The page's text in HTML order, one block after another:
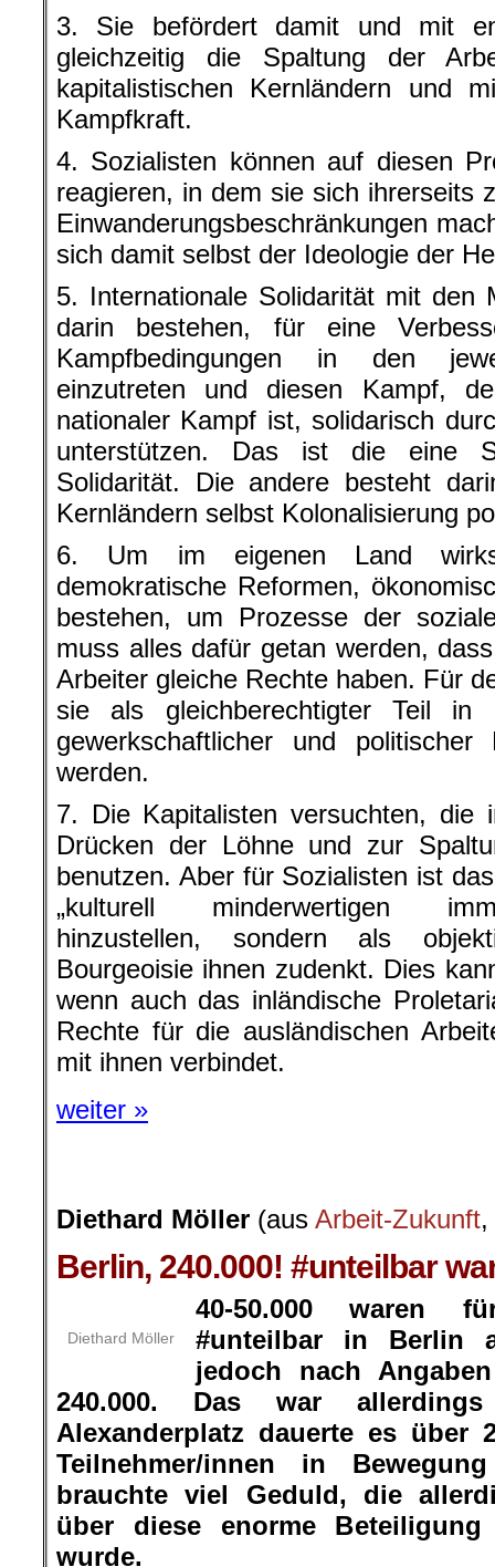
3. Sie befördert damit und mit
gleichzeitig die Spaltung der
kapitalistischen Kernländern und
Kampfkraft.
4. Sozialisten können auf diesen
reagieren, in dem sie sich ihrerseits
Einwanderungsbeschränkungen
sich damit selbst der Ideologie der
5. Internationale Solidarität mit den
darin bestehen, für eine
Kampfbedingungen in den
einzutreten und diesen Kampf,
nationaler Kampf ist, solidarisch
unterstützen. Das ist die eine
Solidarität. Die andere besteht
Kernländern selbst Kolonalisierung
6. Um im eigenen Land
demokratische Reformen,
bestehen, um Prozesse der
muss alles dafür getan werden,
Arbeiter gleiche Rechte haben. Für
sie als gleichberechtigter Teil in
gewerkschaftlicher und politischer
werden.
7. Die Kapitalisten versuchten, die
Drücken der Löhne und zur
benutzen. Aber für Sozialisten ist
„kulturell minderwertigen
hinzustellen, sondern als
Bourgeoisie ihnen zudenkt. Dies
wenn auch das inländische
Rechte für die ausländischen
mit ihnen verbindet.
weiter »
Diethard Möller (aus Arbeit-Zukunft
Berlin, 240.000! #unteilbar
Diethard Möller
40-50.000 waren
#unteilbar in Berlin
jedoch nach
240.000. Das war
Alexanderplatz dauerte es über
Teilnehmer/innen in
brauchte viel Geduld, die
über diese enorme
wurde.